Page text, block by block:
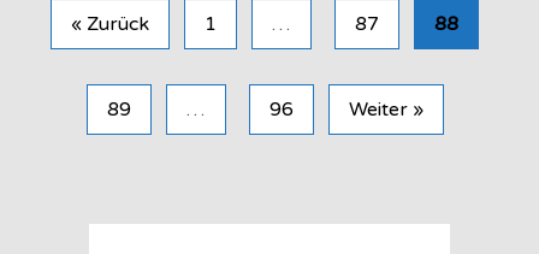
« Zurück 1 … 87 88
89 … 96 Weiter »